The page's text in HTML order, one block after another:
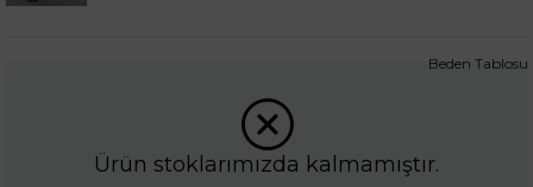
Ürün stoklarımızda kalmamıştır.
Beden Tablosu